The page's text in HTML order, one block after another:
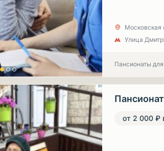
Московская
Улица
Пансионаты
от 2 000 ₽